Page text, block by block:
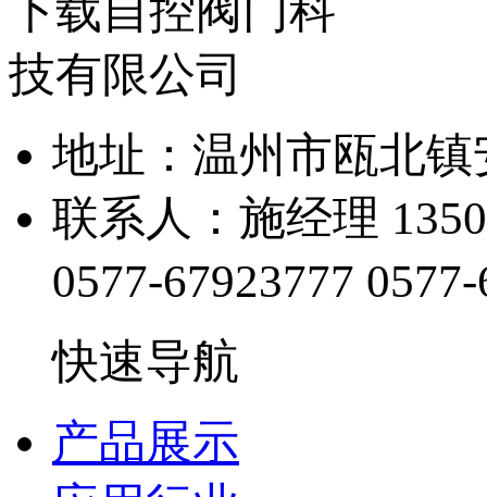
地址：温州市瓯北
联系人：施经理
0577-67923777
快速导航
产品展示